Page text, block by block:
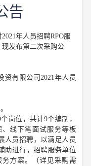
告
2021年人员招聘RPO服
现发布第二次采购公
资有限公司 2021年人员
。
个岗位，共计9个编制，
线下笔面试服务等板
人员招聘，以满足人员
助进行，招聘服务单位
务方案。（详见采购需